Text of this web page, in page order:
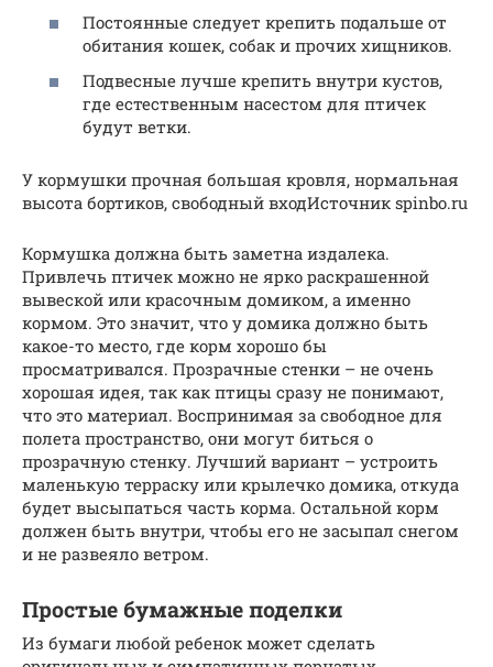
Постоянные следует крепить подальше от
обитания кошек, собак и прочих хищников.
Подвесные лучше крепить внутри кустов,
где естественным насестом для птичек
будут ветки.
У кормушки прочная большая кровля, нормальная
высота бортиков, свободный входИсточник spinbo.ru
Кормушка должна быть заметна издалека.
Привлечь птичек можно не ярко раскрашенной
вывеской или красочным домиком, а именно
кормом. Это значит, что у домика должно быть
какое-то место, где корм хорошо бы
просматривался. Прозрачные стенки – не очень
хорошая идея, так как птицы сразу не понимают,
что это материал. Воспринимая за свободное для
полета пространство, они могут биться о
прозрачную стенку. Лучший вариант – устроить
маленькую терраску или крылечко домика, откуда
будет высыпаться часть корма. Остальной корм
должен быть внутри, чтобы его не засыпал снегом
и не развеяло ветром.
Простые бумажные поделки
Из бумаги любой ребенок может сделать